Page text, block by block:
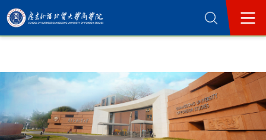
365英国上市公司(集团)官方网站-Official